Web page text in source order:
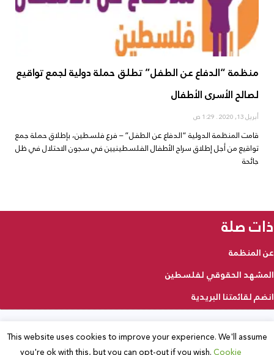
منظمة “الدفاع عن الطفل” تطلق حملة دولية لجمع تواقيع
لصالح الأسرى الأطفال
أبريل 13, 2020
قامت المنظمة الدولية “الدفاع عن الطفل” – فرع فلسطين، بإطلاق حملة جمع
تواقيع من أجل إطلاق سراح الأطفال الفلسطينيين في سجون الاحتلال في ظل
جائحة
ذات صلة
عن المنظمة
المشهد الحقوقي لفلسطين
انضم لقائمتنا البريدية
2025 © جميع الحقوق محفوظة
This website uses cookies to improve your experience. We'll assume
you're ok with this, but you can opt-out if you wish.Cookie